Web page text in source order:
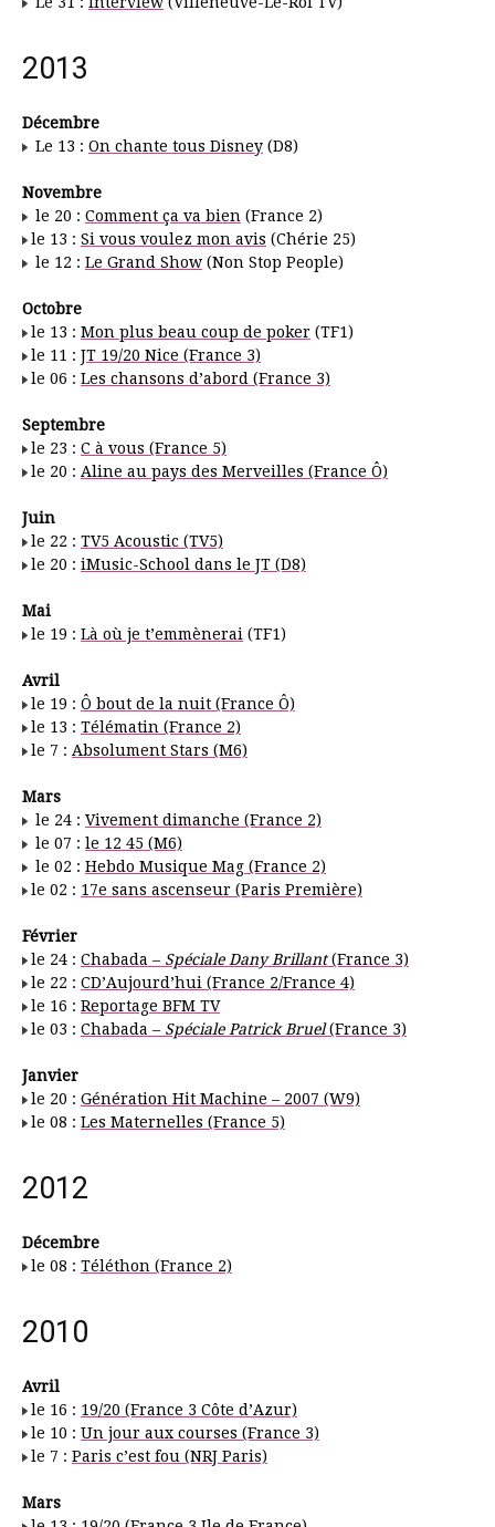
2013
Décembre
Le 13 : On chante tous Disney (D8)
Novembre
le 20 : Comment ça va bien (France 2)
le 13 : Si vous voulez mon avis (Chérie 25)
le 12 : Le Grand Show (Non Stop People)
Octobre
le 13 : Mon plus beau coup de poker (TF1)
le 11 : JT 19/20 Nice (France 3)
le 06 : Les chansons d’abord (France 3)
Septembre
le 23 : C à vous (France 5)
le 20 : Aline au pays des Merveilles (France Ô)
Juin
le 22 : TV5 Acoustic (TV5)
le 20 : iMusic-School dans le JT (D8)
Mai
le 19 : Là où je t’emmènerai (TF1)
Avril
le 19 : Ô bout de la nuit (France Ô)
le 13 : Télématin (France 2)
le 7 : Absolument Stars (M6)
Mars
le 24 : Vivement dimanche (France 2)
le 07 : le 12 45 (M6)
le 02 : Hebdo Musique Mag (France 2)
le 02 : 17e sans ascenseur (Paris Première)
Février
le 24 : Chabada – Spéciale Dany Brillant(France 3)
le 22 : CD’Aujourd’hui (France 2/France 4)
le 16 : Reportage BFM TV
le 03 : Chabada – Spéciale Patrick Bruel(France 3)
Janvier
le 20 : Génération Hit Machine – 2007 (W9)
le 08 : Les Maternelles (France 5)
2012
Décembre
le 08 : Téléthon (France 2)
2010
Avril
le 16 : 19/20 (France 3 Côte d’Azur)
le 10 : Un jour aux courses (France 3)
le 7 : Paris c’est fou (NRJ Paris)
Mars